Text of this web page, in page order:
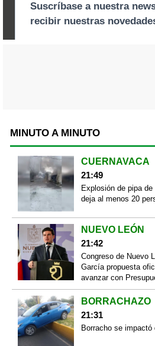
MINUTO A MINUTO
CUERNAVACA
21:49
Explosión de pipa
deja al menos 20
NUEVO LEÓN
21:42
Congreso de Nuevo
García propuesta
avanzar con
BORRACHAZO
21:31
Borracho se